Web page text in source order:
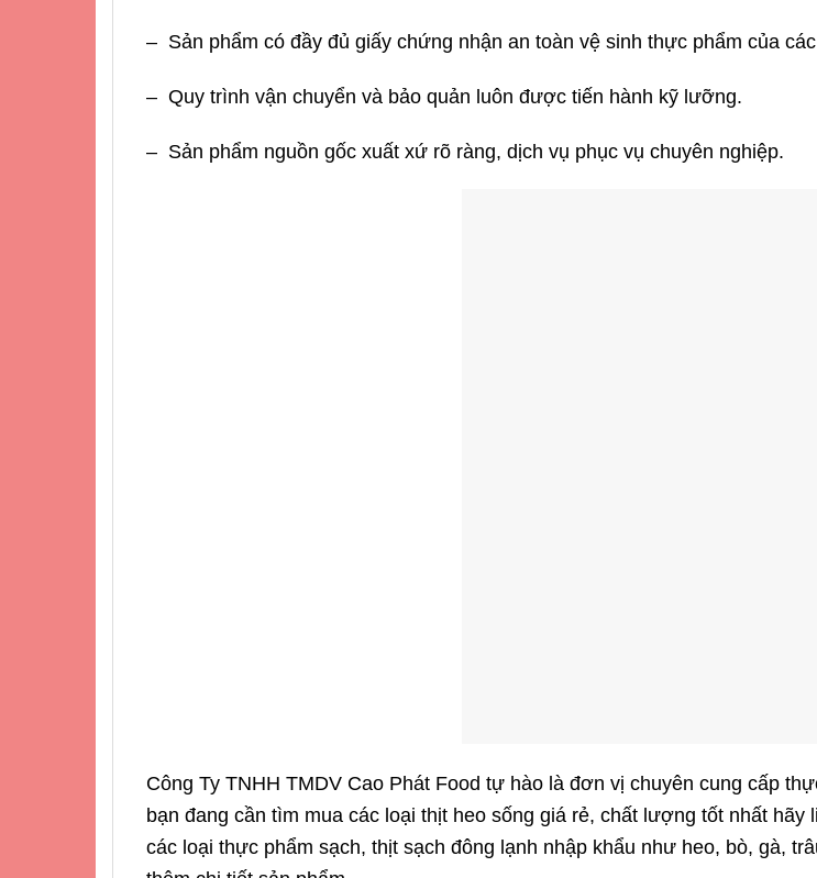
– Sản phẩm có đầy đủ giấy chứng nhận an toàn vệ sinh thực phẩm của
– Quy trình vận chuyển và bảo quản luôn được tiến hành kỹ lưỡng.
– Sản phẩm nguồn gốc xuất xứ rõ ràng, dịch vụ phục vụ chuyên nghiệp.
Công Ty TNHH TMDV Cao Phát Food tự hào là đơn vị chuyên cung cấp
bạn đang cần tìm mua các loại thịt heo sống giá rẻ, chất lượng tốt nhất
các loại thực phẩm sạch, thịt sạch đông lạnh nhập khẩu như heo, bò, gà,